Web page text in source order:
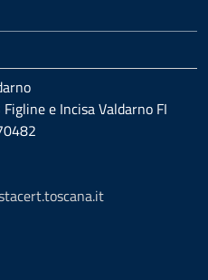
e Incisa Valdarno FI